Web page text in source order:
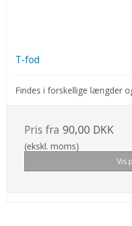
T-fod
Findes i forskellige længder
Pris fra 90,00 DKK
(ekskl. moms)
Vis